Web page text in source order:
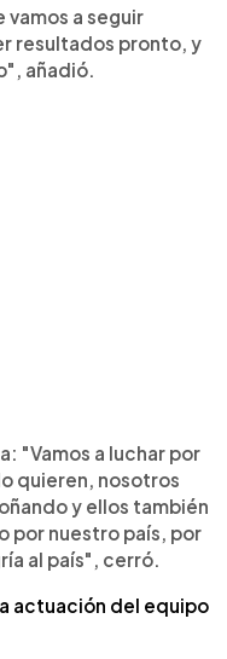
a seguir
resultados pronto, y
añadió.
"Vamos a luchar por
quieren, nosotros
y ellos también
por nuestro país, por
al país", cerró.
actuación del equipo